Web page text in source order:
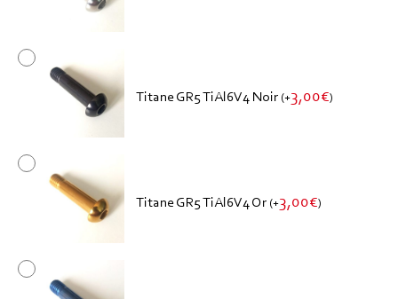
Titane GR5 TiAl6V4 Noir (+3,00€)
Titane GR5 TiAl6V4 Or (+3,00€)